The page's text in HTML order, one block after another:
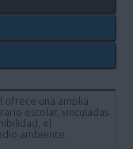
ofrece una amplia
escolar, vinculadas
el
ambiente.